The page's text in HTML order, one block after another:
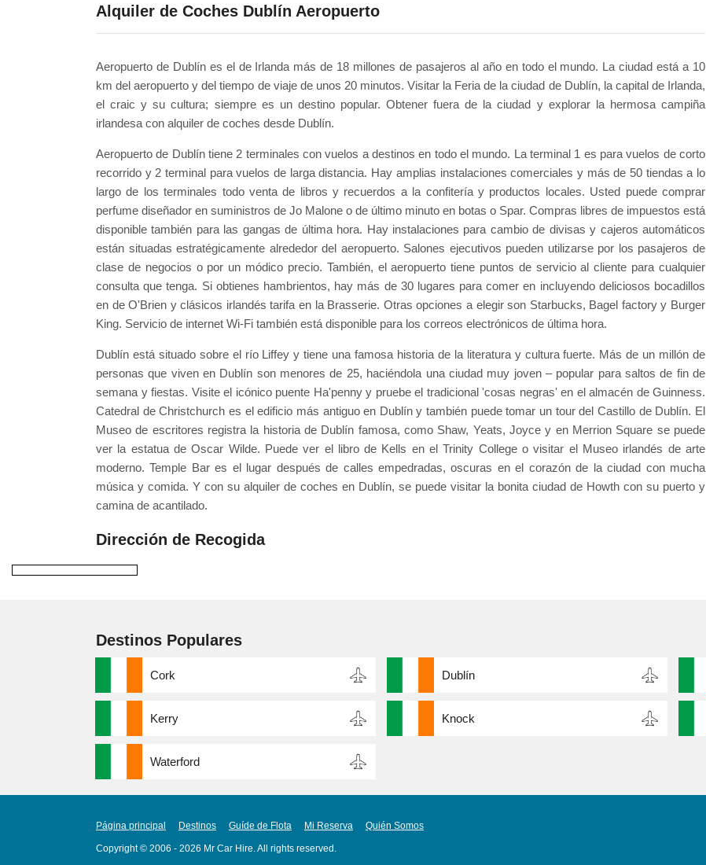
Alquiler de Coches Dublín Aeropuerto
Aeropuerto de Dublín es el de Irlanda más de 18 millones de pasajeros al año en todo el mundo. La ciudad está a 10
km del aeropuerto y del tiempo de viaje de unos 20 minutos. Visitar la Feria de la ciudad de Dublín, la capital de Irlanda,
el craic y su cultura; siempre es un destino popular. Obtener fuera de la ciudad y explorar la hermosa campiña
irlandesa con alquiler de coches desde Dublín.
Aeropuerto de Dublín tiene 2 terminales con vuelos a destinos en todo el mundo. La terminal 1 es para vuelos de corto
recorrido y 2 terminal para vuelos de larga distancia. Hay amplias instalaciones comerciales y más de 50 tiendas a lo
largo de los terminales todo venta de libros y recuerdos a la confitería y productos locales. Usted puede comprar
perfume diseñador en suministros de Jo Malone o de último minuto en botas o Spar. Compras libres de impuestos está
disponible también para las gangas de última hora. Hay instalaciones para cambio de divisas y cajeros automáticos
están situadas estratégicamente alrededor del aeropuerto. Salones ejecutivos pueden utilizarse por los pasajeros de
clase de negocios o por un módico precio. También, el aeropuerto tiene puntos de servicio al cliente para cualquier
consulta que tenga. Si obtienes hambrientos, hay más de 30 lugares para comer en incluyendo deliciosos bocadillos
en de O'Brien y clásicos irlandés tarifa en la Brasserie. Otras opciones a elegir son Starbucks, Bagel factory y Burger
King. Servicio de internet Wi-Fi también está disponible para los correos electrónicos de última hora.
Dublín está situado sobre el río Liffey y tiene una famosa historia de la literatura y cultura fuerte. Más de un millón de
personas que viven en Dublín son menores de 25, haciéndola una ciudad muy joven – popular para saltos de fin de
semana y fiestas. Visite el icónico puente Ha'penny y pruebe el tradicional 'cosas negras' en el almacén de Guinness.
Catedral de Christchurch es el edificio más antiguo en Dublín y también puede tomar un tour del Castillo de Dublín. El
Museo de escritores registra la historia de Dublín famosa, como Shaw, Yeats, Joyce y en Merrion Square se puede
ver la estatua de Oscar Wilde. Puede ver el libro de Kells en el Trinity College o visitar el Museo irlandés de arte
moderno. Temple Bar es el lugar después de calles empedradas, oscuras en el corazón de la ciudad con mucha
música y comida. Y con su alquiler de coches en Dublín, se puede visitar la bonita ciudad de Howth con su puerto y
camina de acantilado.
Dirección de Recogida
Destinos Populares
Cork Dublín
Kerry Knock
Waterford
Página principal Destinos Guíde de Flota Mi Reserva Quién Somos
Copyright © 2006 - 2026 Mr Car Hire. All rights reserved.